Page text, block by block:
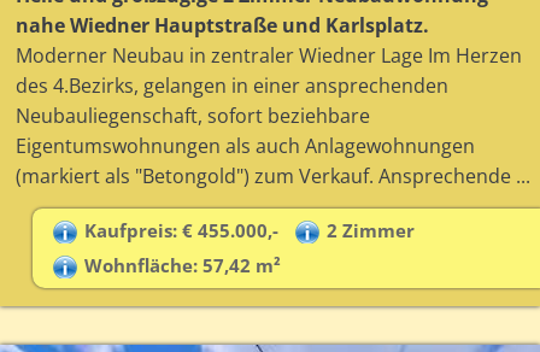
nahe Wiedner Hauptstraße und Karlsplatz.
Moderner Neubau in zentraler Wiedner Lage Im Herzen
des 4.Bezirks, gelangen in einer ansprechenden
Neubauliegenschaft, sofort beziehbare
Eigentumswohnungen als auch Anlagewohnungen
(markiert als "Betongold") zum Verkauf. Ansprechende ...
Kaufpreis: € 455.000,-
2 Zimmer
Wohnfläche: 57,42 m²